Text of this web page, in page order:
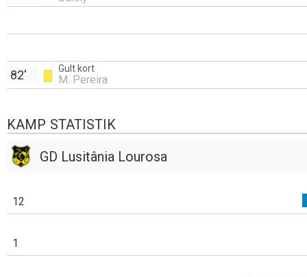
Gult kort
M. Pereira
82'
KAMP STATISTIK
GD Lusitânia Lourosa
12
1